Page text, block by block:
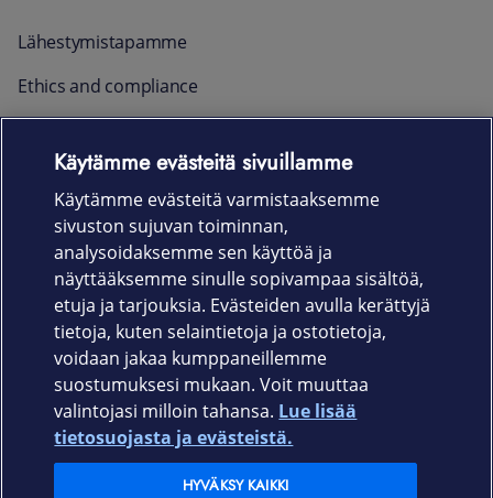
Lähestymistapamme
Ethics and compliance
Ajankohtaista
Rekrytointi
Uutishuone
In English
Yksityisille
Käytämme evästeitä sivuillamme
Käytämme evästeitä varmistaaksemme
sivuston sujuvan toiminnan,
analysoidaksemme sen käyttöä ja
näyttääksemme sinulle sopivampaa sisältöä,
etuja ja tarjouksia. Evästeiden avulla kerättyjä
tietoja, kuten selaintietoja ja ostotietoja,
voidaan jakaa kumppaneillemme
suostumuksesi mukaan. Voit muuttaa
valintojasi milloin tahansa. Lue lisää
tietosuojasta ja evästeistä.
HYVÄKSY KAIKKI